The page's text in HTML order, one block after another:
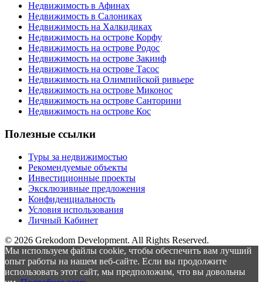
Недвижимость в Афинах
Недвижимость в Салониках
Недвижимость на Халкидиках
Недвижимость на острове Корфу
Недвижимость на острове Родос
Недвижимость на острове Закинф
Недвижимость на острове Тасос
Недвижимость на Олимпийской ривьере
Недвижимость на острове Миконос
Недвижимость на острове Санторини
Недвижимость на острове Кос
Полезные ссылки
Туры за недвижимостью
Рекомендуемые объекты
Инвестиционные проекты
Эксклюзивные предложения
Конфиденциальность
Условия использования
Личный Кабинет
© 2026 Grekodom Development. All Rights Reserved.
Мы используем файлы cookie, чтобы обеспечить вам лучший
опыт работы на нашем веб-сайте. Если вы продолжите
использовать этот сайт, мы предположим, что вы довольны